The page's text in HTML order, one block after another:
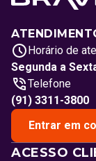
Horário de
Segunda a
Telefone
(91) 3311-3800
Entrar em
ACESSO